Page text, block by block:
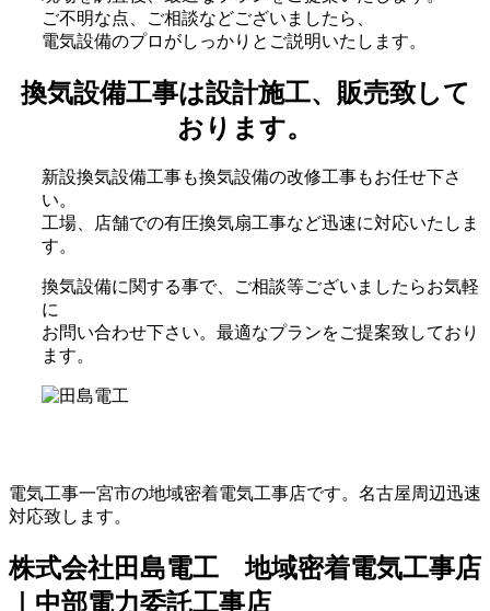
ご不明な点、ご相談などございましたら、
電気設備のプロがしっかりとご説明いたします。
換気設備工事は設計施工、販売致して
おります。
新設換気設備工事も換気設備の改修工事もお任せ下さ
い。
工場、店舗での有圧換気扇工事など迅速に対応いたしま
す。
換気設備に関する事で、ご相談等ございましたらお気軽
に
お問い合わせ下さい。最適なプランをご提案致しており
ます。
電気工事一宮市の地域密着電気工事店です。名古屋周辺迅速
対応致します。
株式会社田島電工 地域密着電気工事店
｜中部電力委託工事店